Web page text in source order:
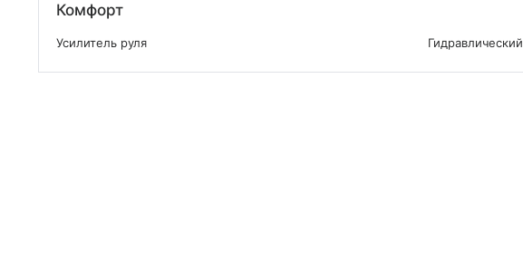
Комфорт
Усилитель руля Гидравлический